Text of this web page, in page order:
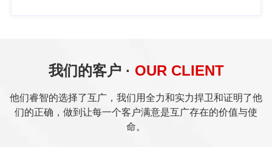
我们的客户 · OUR CLIENT
他们睿智的选择了互广，我们用全力和实力捍卫和证明了他
们的正确，做到让每一个客户满意是互广存在的价值与使
命。